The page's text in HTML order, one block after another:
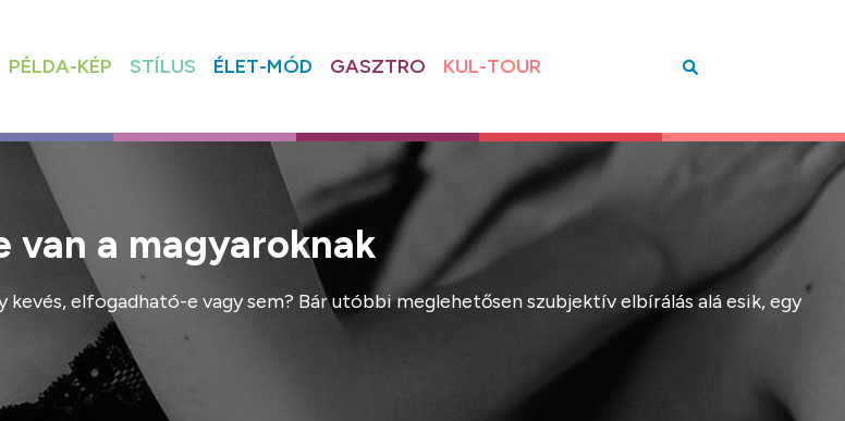
PÉLDA-KÉP STÍLUS ÉLET-MÓD GASZTRO KUL-TOUR
van a magyaroknak
elfogadható-e vagy sem? Bár utóbbi meglehetősen szubjektív elbírálás alá esik, egy